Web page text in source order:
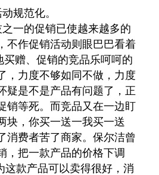
规范化。
一的促销已使越来越多的
不作促销活动则眼巴巴看着
买赠、促销的竞品乐呵呵的
，力度不够如同不做，力度
疑是不是产品有问题了，正
销等死。而竞品又在一边盯
块，你买一送一我买一送
消费者苦了商家。保尔洁曾
，把一款产品的价格下调
这款产品可以卖得很好，消